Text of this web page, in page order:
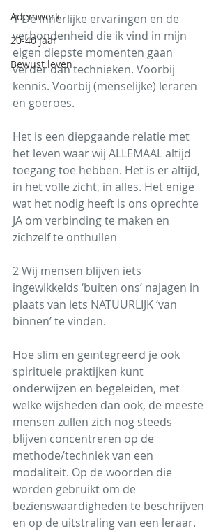
Ademwerk
20-40 jaar
Bewust leven
1 De innerlijke ervaringen en de
verbondenheid die ik vind in mijn
eigen diepste momenten gaan
verder dan technieken. Voorbij
kennis. Voorbij (menselijke) leraren
en goeroes.
Het is een diepgaande relatie met
het leven waar wij ALLEMAAL altijd
toegang toe hebben. Het is er altijd,
in het volle zicht, in alles. Het enige
wat het nodig heeft is ons oprechte
JA om verbinding te maken en
zichzelf te onthullen
2 Wij mensen blijven iets
ingewikkelds ‘buiten ons’ najagen in
plaats van iets NATUURLIJK ‘van
binnen’ te vinden.
Hoe slim en geïntegreerd je ook
spirituele praktijken kunt
onderwijzen en begeleiden, met
welke wijsheden dan ook, de meeste
mensen zullen zich nog steeds
blijven concentreren op de
methode/techniek van een
modaliteit. Op de woorden die
worden gebruikt om de
bezienswaardigheden te beschrijven
en op de uitstraling van een leraar.